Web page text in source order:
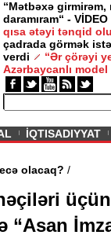
“Mətbəxə girmirəm,
daramıram“ - VİDEO
qısa ətəyi tənqid
çadrada görmək
verdi
“Ər çörəyi
Azərbaycanlı model
İQTISADIYYAT
necə olacaq?
“Asan